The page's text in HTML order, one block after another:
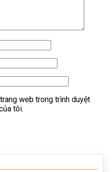
web trong trình duyệt
tôi.